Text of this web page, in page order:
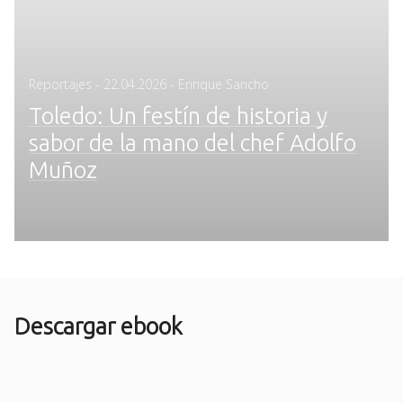
Reportajes - Posted
22.04.2026 - Enrique Sancho
Toledo: Un festín de historia y
sabor de la mano del chef Adolfo
Muñoz
Descargar ebook